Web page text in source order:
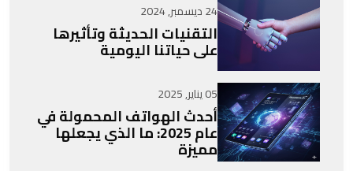
24 ديسمبر, 2024
التقنيات الحديثة وتأثيرها
على حياتنا اليومية
05 يناير, 2025
أحدث الهواتف المحمولة في
عام 2025: ما الذي يجعلها
مميزة